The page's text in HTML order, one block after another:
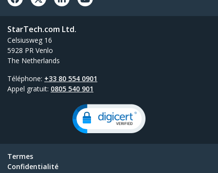
StarTech.com Ltd.
Celsiusweg 16
5928 PR Venlo
The Netherlands
Téléphone: +33 80 554 0901
Appel gratuit: 0805 540 901
Termes
Confidentialité